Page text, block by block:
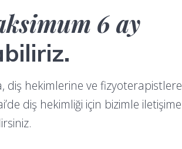
6 ay
diş hekimlerine ve fizyoterapistlere
diş hekimliği için bizimle iletişime